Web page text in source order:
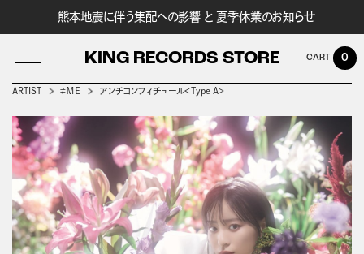
熊本地震に伴う集配への影響 と 夏季休業のお知らせ
KING RECORDS STORE
LOG IN
0
ARTIST ≠ＭＥ アンチコンフィチュール＜Type A＞